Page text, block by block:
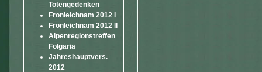
Totengedenken
Fronleichnam 2012 I
Fronleichnam 2012 II
Alpenregionstreffen
Folgaria
Jahreshauptvers.
2012